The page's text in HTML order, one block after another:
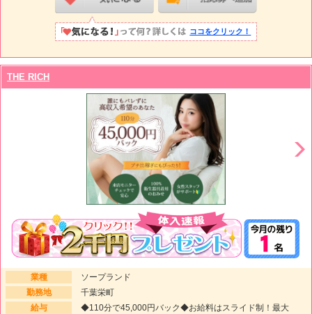
ココをクリック！
THE RICH
業種
ソープランド
勤務地
千葉栄町
給与
◆110分で45,000円バック◆お給料はスライド制！最大